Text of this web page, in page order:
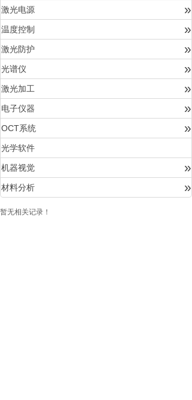
激光电源 »
温度控制 »
激光防护 »
光谱仪 »
激光加工 »
电子仪器 »
OCT系统 »
光学软件
机器视觉 »
材料分析 »
暂无相关记录！